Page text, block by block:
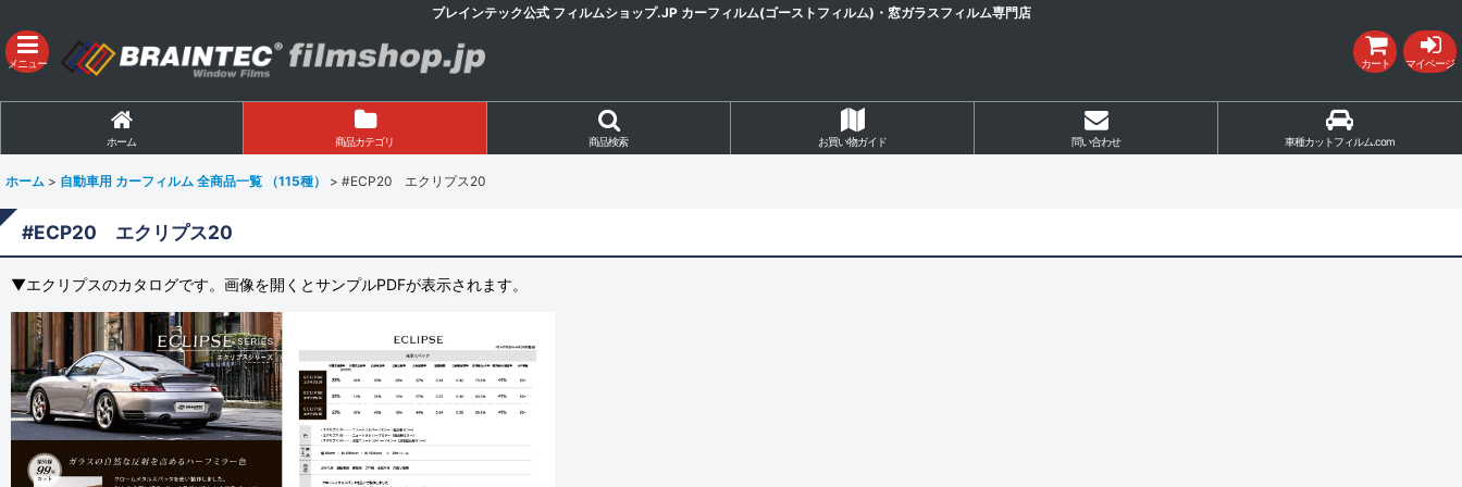
ブレインテック公式 フィルムショップ.JP カーフィルム(ゴーストフィルム)・窓ガラスフィルム専門店
メニュー カート マイページ
ホーム 商品カテゴリ 商品検索 お買い物ガイド 問い合わせ 車種カットフィルム.com
ホーム > 自動車用 カーフィルム 全商品一覧 （115種） > #ECP20 エクリプス20
#ECP20 エクリプス20
▼エクリプスのカタログです。画像を開くとサンプルPDFが表示されます。